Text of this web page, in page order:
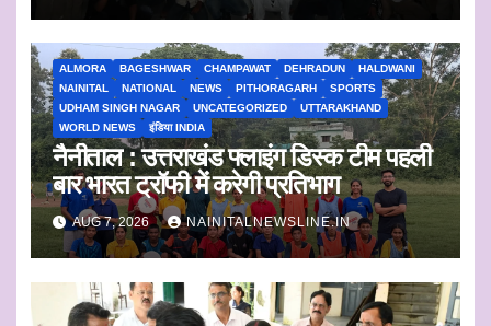
ALMORA BAGESHWAR CHAMPAWAT DEHRADUN
HALDWANI
NAINITAL
NATIONAL NEWS PITHORAGARH
SPORTS
UDHAM SINGH NAGAR
UNCATEGORIZED
UTTARAKHAND
WORLD NEWS
इंडिया INDIA
नैनीताल : उत्तराखंड फ्लाइंग डिस्क टीम पहली
बार भारत ट्रॉफी में करेगी प्रतिभाग
AUG 7, 2026 NAINITALNEWSLINE.IN